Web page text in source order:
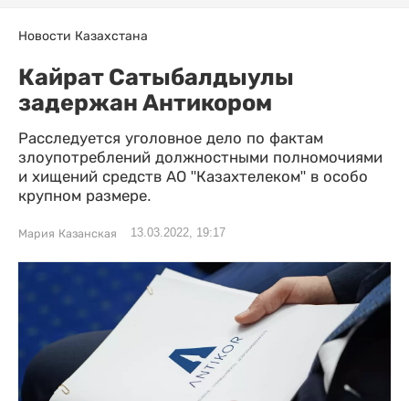
Новости Казахстана
Кайрат Сатыбалдыулы
задержан Антикором
Расследуется уголовное дело по фактам
злоупотреблений должностными полномочиями
и хищений средств АО "Казахтелеком" в особо
крупном размере.
Мария Казанская 13.03.2022, 19:17